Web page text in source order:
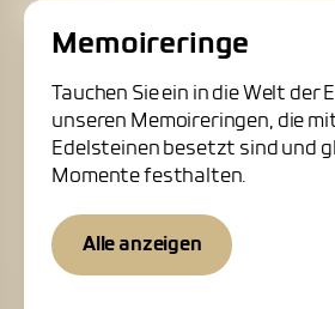
Memoireringe
Tauchen Sie ein in die Welt der
unseren Memoireringen, die
Edelsteinen besetzt sind und
Momente festhalten.
Alle anzeigen